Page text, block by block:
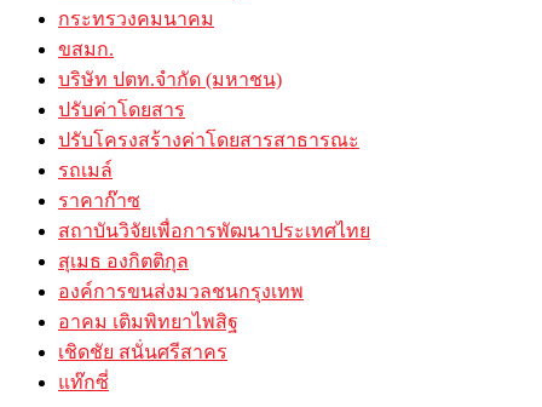
กระทรวงคมนาคม
ขสมก.
บริษัท ปตท.จำกัด (มหาชน)
ปรับค่าโดยสาร
ปรับโครงสร้างค่าโดยสารสาธารณะ
รถเมล์
ราคาก๊าซ
สถาบันวิจัยเพื่อการพัฒนาประเทศไทย
สุเมธ องกิตติกุล
องค์การขนส่งมวลชนกรุงเทพ
อาคม เติมพิทยาไพสิฐ
เชิดชัย สนั่นศรีสาคร
แท๊กซี่